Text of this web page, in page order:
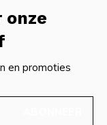
onze
en promoties